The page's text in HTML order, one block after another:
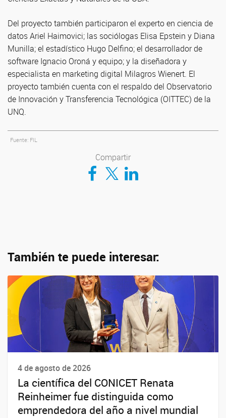
Del proyecto también participaron el experto en ciencia de
datos Ariel Haimovici; las sociólogas Elisa Epstein y Diana
Munilla; el estadístico Hugo Delfino; el desarrollador de
software Ignacio Oroná y equipo; y la diseñadora y
especialista en marketing digital Milagros Wienert. El
proyecto también cuenta con el respaldo del Observatorio
de Innovación y Transferencia Tecnológica (OITTEC) de la
UNQ.
Fuente: FIL
Compartir
Compartir en Facebook
Compartir en TwitterCompartir en LinkedIn
También te puede interesar:
4 de agosto de 2026
La científica del CONICET Renata
Reinheimer fue distinguida como
emprendedora del año a nivel mundial